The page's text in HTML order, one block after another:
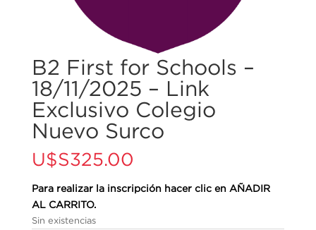
B2 First for Schools –
18/11/2025 – Link
Exclusivo Colegio
Nuevo Surco
U$S325.00
Para realizar la inscripción hacer clic en AÑADIR
AL CARRITO.
Sin existencias